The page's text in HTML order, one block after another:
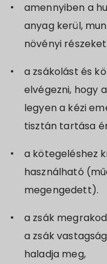
amennyiben a
anyag kerül,
növényi
a zsákolást és
elvégezni, hogy
legyen a kézi
tisztán tartása
a kötegeléshez
használható
megengedett).
a zsák
a zsák
haladja meg,